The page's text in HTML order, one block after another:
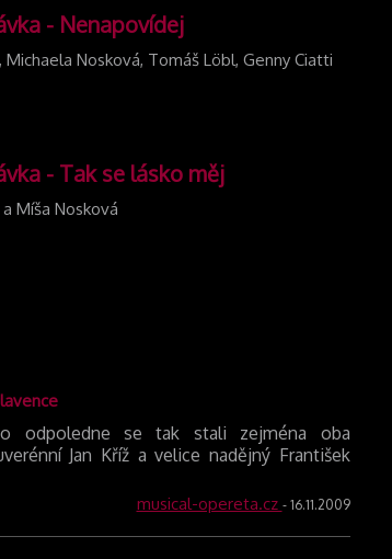
- Nenapovídej
Michaela Nosková, Tomáš Löbl, Genny Ciatti
- Tak se lásko měj
a Míša Nosková
odpoledne se tak stali zejména oba
Jan Kříž a velice nadějný František
musical-opereta.cz - 16.11.2009